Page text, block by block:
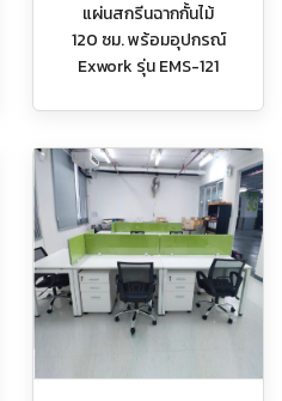
แผ่นสกรีนฉากกั้นไม้
120 ซม. พร้อมอุปกรณ์
Exwork รุ่น EMS-121